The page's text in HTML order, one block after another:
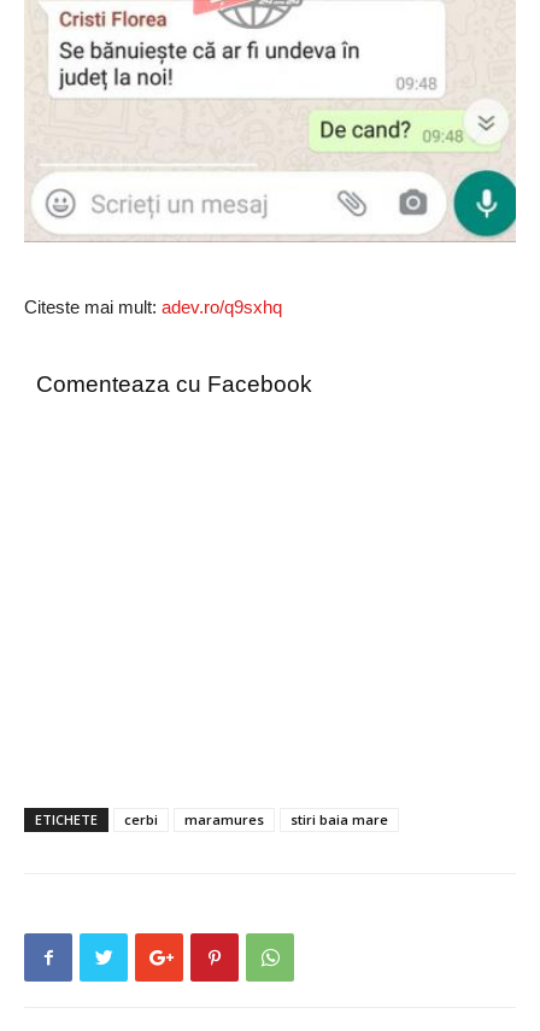
Citeste mai mult: adev.ro/q9sxhq
Comenteaza cu Facebook
ETICHETE cerbi maramures stiri baia mare